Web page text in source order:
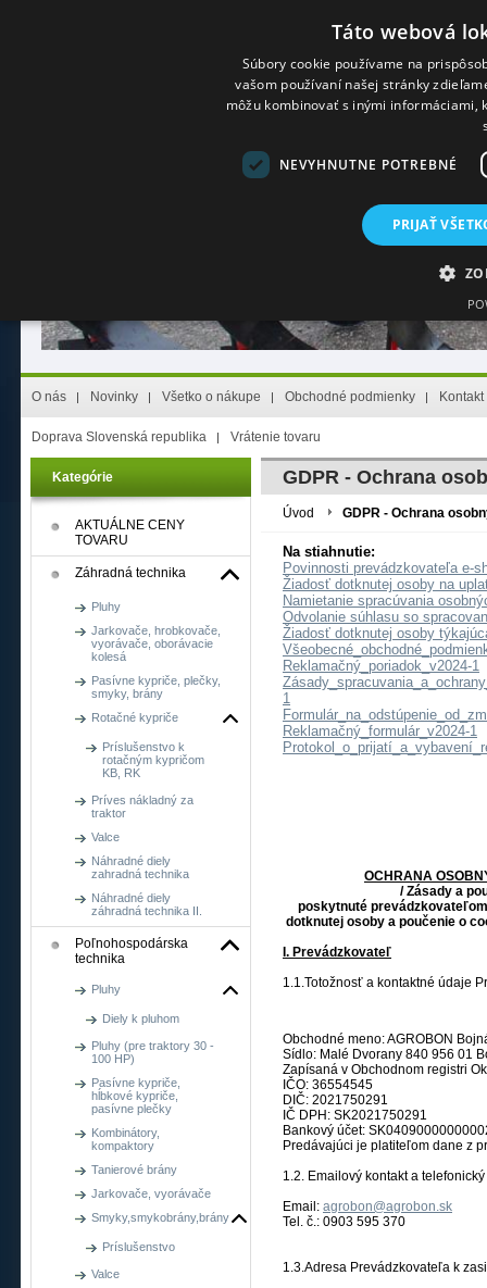
Registrácia(Nový zákazník) Zabudol
O nás Novinky Všetko o nákupe Obchodné podmienky Kontakt
Doprava Slovenská republika Vrátenie tovaru
Kategórie
AKTUÁLNE CENY
TOVARU
Záhradná technika
Pluhy
Jarkovače, hrobkovače,
vyorávače, oborávacie
kolesá
Pasívne kypriče, plečky,
smyky, brány
Rotačné kypriče
Príslušenstvo k
rotačným kypričom
KB, RK
Príves nákladný za
traktor
Valce
Náhradné diely
zahradná technika
Náhradné diely
záhradná technika II.
Poľnohospodárska
technika
Pluhy
Diely k pluhom
Pluhy (pre traktory 30 -
100 HP)
Pasívne kypriče,
hĺbkové kypriče,
pasívne plečky
Kombinátory,
kompaktory
Tanierové brány
Jarkovače, vyorávače
Smyky,smykobrány,brány
Príslušenstvo
Valce
GDPR - Ochrana
Úvod GDPR - Ochrana
Na stiahnutie:
Povinnosti prevádzkovateľa e-
Žiadosť dotknutej osoby na
Namietanie spracúvania
Odvolanie súhlasu so
Žiadosť dotknutej osoby
Reklamačný_poriadok_v2024-1
1
Reklamačný_formulár_v2024-1
OCHRANA
/ Zásady a
poskytnuté
dotknutej osoby a poučenie o
I. Prevádzkovateľ
1.1.Totožnosť a kontaktné údaje
Obchodné meno: AGROBON
Sídlo: Malé Dvorany 840 956 01
Zapísaná v Obchodnom registri
IČO: 36554545
DIČ: 2021750291
IČ DPH: SK2021750291
Bankový účet:
Predávajúci je platiteľom dane z
1.2. Emailový kontakt a
Email: agrobon@agrobon.sk
Tel. č.: 0903 595 370
1.3.Adresa Prevádzkovateľa k
Táto webová
Súbory cookie používame na
vašom používaní našej stránky
môžu kombinovať s inými
NEVYHNUTNE POTREBNÉ
PRIJAŤ
Nevyhnutne potrebné súbory cookie umožňujú základné funkcie webovej
nevyhnutne potrebných súborov cookie.
Meno
platnosti
Opis
PHPSESSID
PHP.net
www.shop.agrobon.sk
Cookies
relácie
Cookie
premenných
CookieScriptConsent
CookieScript
www.shop.agrobon.sk
mesiac
Tento súbor
návštevníkov.
_GRECAPTCHA
www.google.com
6
mesiacov
Google